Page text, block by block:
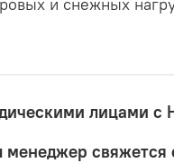
лицами с
менеджер свяжется